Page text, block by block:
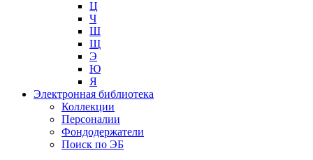
Ц
Ч
Ш
Щ
Э
Ю
Я
Электронная библиотека
Коллекции
Персоналии
Фондодержатели
Поиск по ЭБ